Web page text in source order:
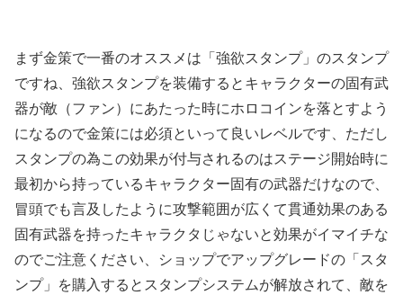
まず金策で一番のオススメは「強欲スタンプ」のスタンプ
ですね、強欲スタンプを装備するとキャラクターの固有武
器が敵（ファン）にあたった時にホロコインを落とすよう
になるので金策には必須といって良いレベルです、ただし
スタンプの為この効果が付与されるのはステージ開始時に
最初から持っているキャラクター固有の武器だけなので、
冒頭でも言及したように攻撃範囲が広くて貫通効果のある
固有武器を持ったキャラクタじゃないと効果がイマイチな
のでご注意ください、ショップでアップグレードの「スタ
ンプ」を購入するとスタンプシステムが解放されて、敵を